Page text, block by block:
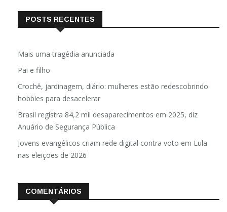
POSTS RECENTES
Mais uma tragédia anunciada
Pai e filho
Crochê, jardinagem, diário: mulheres estão redescobrindo
hobbies para desacelerar
Brasil registra 84,2 mil desaparecimentos em 2025, diz
Anuário de Segurança Pública
Jovens evangélicos criam rede digital contra voto em Lula
nas eleições de 2026
COMENTÁRIOS